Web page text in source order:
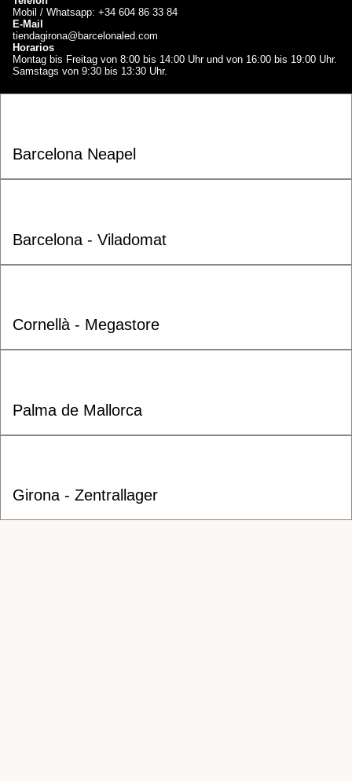
Mobil / Whatsapp: +34 604 86 33 84
E-Mail
tiendagirona@barcelonaled.com
Horarios
Montag bis Freitag von 8:00 bis 14:00 Uhr und von 16:00 bis 19:00 Uhr.
Samstags von 9:30 bis 13:30 Uhr.
Barcelona Neapel
Barcelona - Viladomat
Cornellà - Megastore
Palma de Mallorca
Girona - Zentrallager